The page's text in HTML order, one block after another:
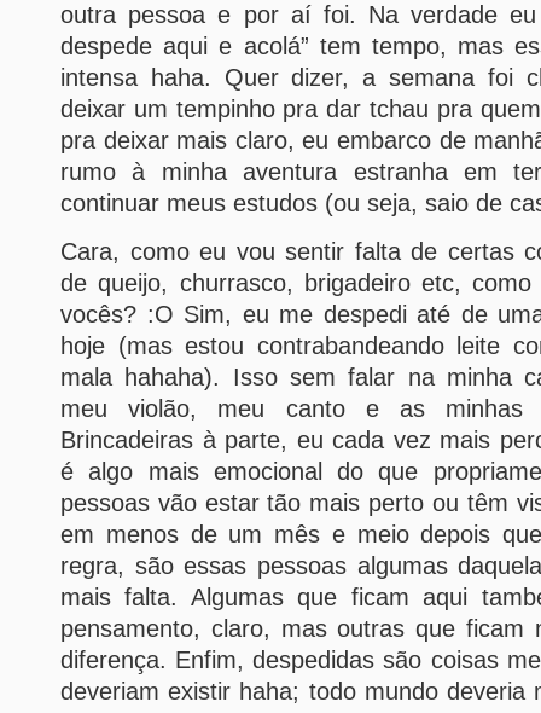
outra pessoa e por aí foi. Na verdade eu
despede aqui e acolá” tem tempo, mas
intensa haha. Quer dizer, a semana foi
deixar um tempinho pra dar tchau pra
pra deixar mais claro, eu embarco de
rumo à minha aventura estranha em
continuar meus estudos (ou seja, saio de
Cara, como eu vou sentir falta de certas
de queijo, churrasco, brigadeiro etc,
vocês? :O Sim, eu me despedi até de
hoje (mas estou contrabandeando leite
mala hahaha). Isso sem falar na minha
meu violão, meu canto e as minhas
Brincadeiras à parte, eu cada vez mais
é algo mais emocional do que
pessoas vão estar tão mais perto ou têm
em menos de um mês e meio depois
regra, são essas pessoas algumas
mais falta. Algumas que ficam aqui
pensamento, claro, mas outras que ficam
diferença. Enfim, despedidas são coisas
deveriam existir haha; todo mundo deveria